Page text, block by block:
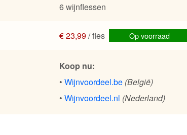
6 wijnflessen
€ 23,99/ fles Op voorraad
Koop nu:
• Wijnvoordeel.be (België)
• Wijnvoordeel.nl (Nederland)